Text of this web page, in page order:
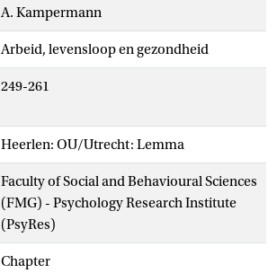
A. Kampermann
Arbeid, levensloop en gezondheid
249-261
Heerlen: OU/Utrecht: Lemma
Faculty of Social and Behavioural Sciences
(FMG) - Psychology Research Institute
(PsyRes)
Chapter